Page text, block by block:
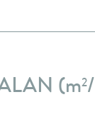
(m2